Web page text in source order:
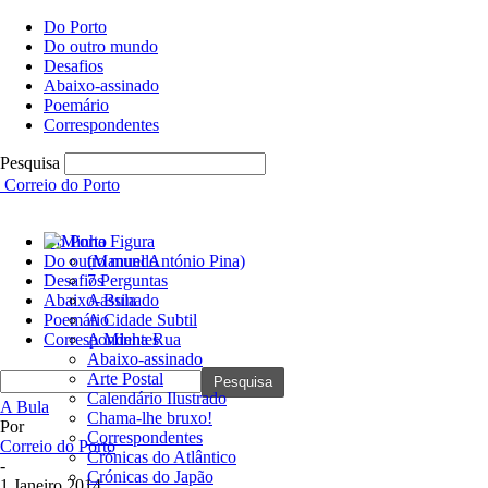
Do Porto
Do outro mundo
Desafios
Abaixo-assinado
Poemário
Correspondentes
Pesquisa
Correio do Porto
(Manuel António Pina)
7 Perguntas
A Bula
A Cidade Subtil
A Minha Rua
Abaixo-assinado
Arte Postal
Calendário Ilustrado
Chama-lhe bruxo!
Correspondentes
Crónicas do Atlântico
Crónicas do Japão
Do Porto
Do outro mundo
Desafios
Abaixo-assinado
Poemário
Correspondentes
A Bula
Por
Correio do Porto
-